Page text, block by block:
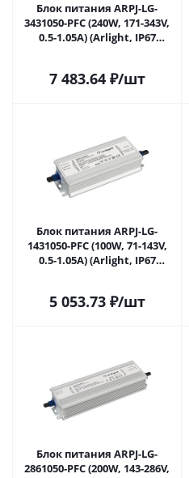
Блок питания ARPJ-LG-
3431050-PFC (240W, 171-343V,
0.5-1.05A) (Arlight, IP67
7 483.64₽/шт
Блок питания ARPJ-LG-
1431050-PFC (100W, 71-143V,
0.5-1.05A) (Arlight, IP67
5 053.73₽/шт
Блок питания ARPJ-LG-
2861050-PFC (200W, 143-286V,